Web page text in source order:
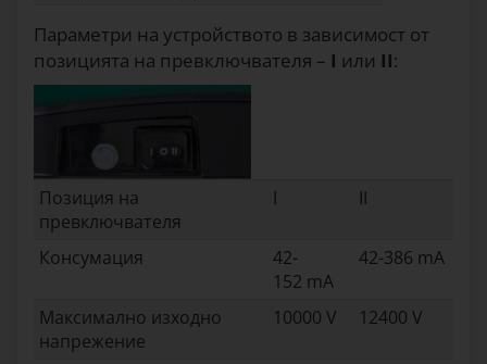
Параметри на устройството в зависимост от
позицията на превключвателя – I или II:
Позиция на
превключвателя
I II
Консумация
42-
152 mA
42-386 mA
Максимално изходно
напрежение
10000 V 12400 V